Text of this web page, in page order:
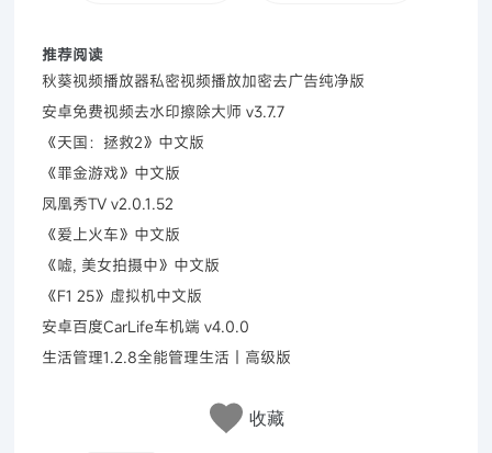
推荐阅读
秋葵视频播放器私密视频播放加密去广告纯净版
安卓免费视频去水印擦除大师 v3.7.7
《天国：拯救2》中文版
《罪金游戏》中文版
凤凰秀TV v2.0.1.52
《爱上火车》中文版
《嘘, 美女拍摄中》中文版
《F1 25》虚拟机中文版
安卓百度CarLife车机端 v4.0.0
生活管理1.2.8全能管理生活｜高级版
收藏